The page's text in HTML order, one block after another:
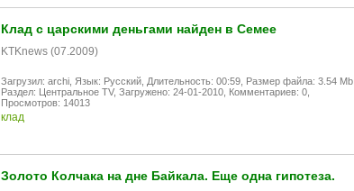
Клад с царскими деньгами найден в Семее
KTKnews (07.2009)
Загрузил: archi, Язык: Русский, Длительность: 00:59, Размер файла: 3.54 Mb,
Раздел: Центральное TV, Загружено: 24-01-2010, Комментариев: 0,
Просмотров: 14013
клад
Золото Колчака на дне Байкала. Еще одна гипотеза.